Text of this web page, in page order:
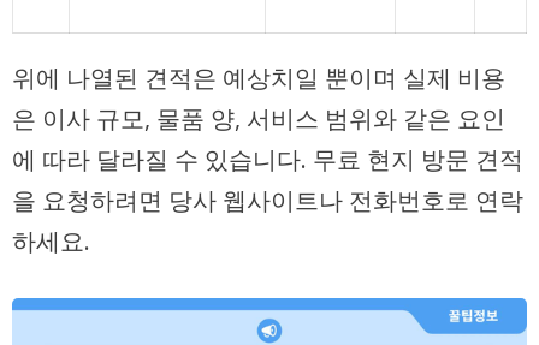
위에 나열된 견적은 예상치일 뿐이며 실제 비용
은 이사 규모, 물품 양, 서비스 범위와 같은 요인
에 따라 달라질 수 있습니다. 무료 현지 방문 견적
을 요청하려면 당사 웹사이트나 전화번호로 연락
하세요.